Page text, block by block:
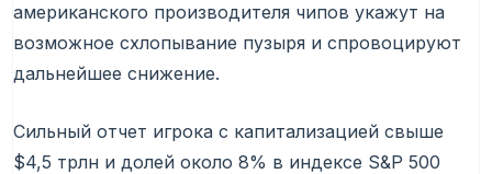
американского производителя чипов укажут на
возможное схлопывание пузыря и спровоцируют
дальнейшее снижение.
Сильный отчет игрока с капитализацией свыше
$4,5 трлн и долей около 8% в индексе S&P 500